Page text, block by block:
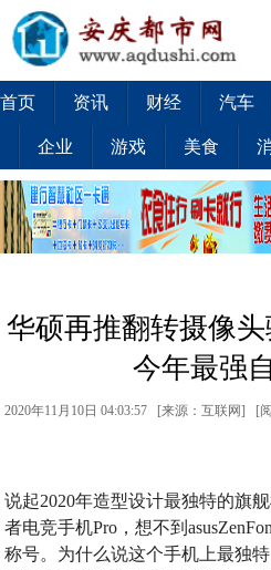
首页 资讯 财经 汽车
企业 游戏 美食
华硕再推翻转摄像
今年最强
2020年11月10日 04:03:57 [来源：互联网] [
说起2020年造型设计最独特的旗
者电竞手机Pro，想不到
称号。为什么说这个手机上最独